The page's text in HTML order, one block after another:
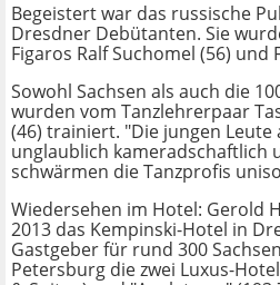
Begeistert war das russische
Dresdner Debütanten. Sie
Figaros Ralf Suchomel (56) und
Sowohl Sachsen als auch die
wurden vom Tanzlehrerpaar
(46) trainiert. "Die jungen
unglaublich kameradschaftlich
schwärmen die Tanzprofis
Wiedersehen im Hotel: Gerold
2013 das Kempinski-Hotel in
Gastgeber für rund 300
Petersburg die zwei Luxus-